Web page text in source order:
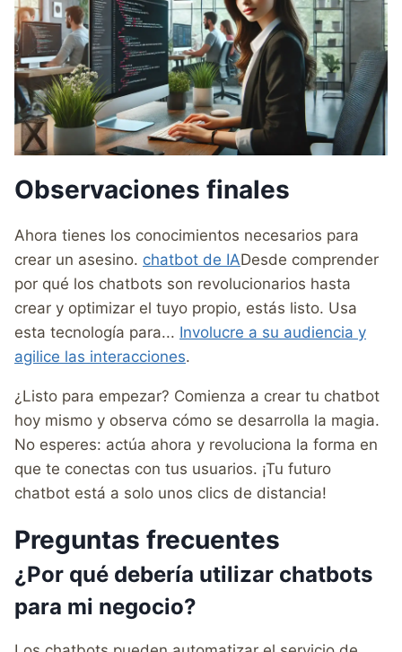
Observaciones finales
Ahora tienes los conocimientos necesarios para
crear un asesino. chatbot de IADesde comprender
por qué los chatbots son revolucionarios hasta
crear y optimizar el tuyo propio, estás listo. Usa
esta tecnología para... Involucre a su audiencia y
agilice las interacciones.
¿Listo para empezar? Comienza a crear tu chatbot
hoy mismo y observa cómo se desarrolla la magia.
No esperes: actúa ahora y revoluciona la forma en
que te conectas con tus usuarios. ¡Tu futuro
chatbot está a solo unos clics de distancia!
Preguntas frecuentes
¿Por qué debería utilizar chatbots
para mi negocio?